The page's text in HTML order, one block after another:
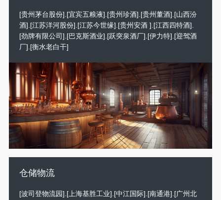
[贵州茅台股份].[宜宾五粮液].[贵州珍酒].[贵州董酒].[山西汾
酒].[江苏洋河股份].[江苏今世缘].[贵州安酒 ].[江西四特酒].
[劲牌有限公司].[巴克斯酒业].[跃突泉酒厂].[伊力特].[迎驾酒
厂].[衡水老白干]
仓储物流
[波司登物流园].[上海基胜工业].[中江国际].[南通港].[广州北